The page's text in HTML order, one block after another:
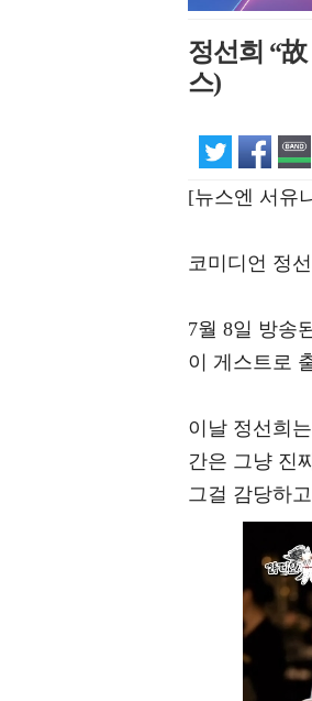
정선희 “
스)
[뉴스엔 서유
코미디언 정
7월 8일 방송
이 게스트로
이날 정선희
간은 그냥 진
그걸 감당하